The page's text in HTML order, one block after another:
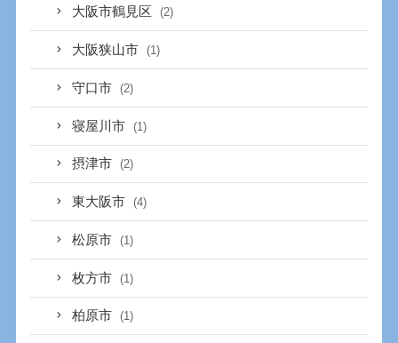
大阪市鶴見区 (2)
大阪狭山市 (1)
守口市 (2)
寝屋川市 (1)
摂津市 (2)
東大阪市 (4)
松原市 (1)
枚方市 (1)
柏原市 (1)